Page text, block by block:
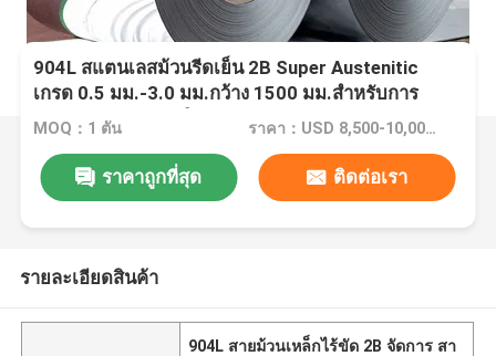
904L สแตนเลสม้วนรีดเย็น 2B Super Austenitic
เกรด 0.5 มม.-3.0 มม.กว้าง 1500 มม.สำหรับการ
ประมวลผลทางเคมีใช้
MOQ：1 ตัน ราคา：USD 8,500-10,000 / Ton
ราคาถูกที่สุด ติดต่อเรา
รายละเอียดสินค้า
904L สายม้วนเหล็กไร้ขัด 2B จัดการ สา